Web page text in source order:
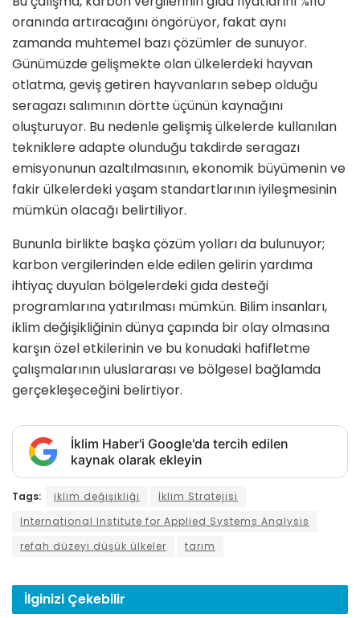
oranında artıracağını öngörüyor, fakat aynı
zamanda muhtemel bazı çözümler de sunuyor.
Günümüzde gelişmekte olan ülkelerdeki hayvan
otlatma, geviş getiren hayvanların sebep olduğu
seragazı salımının dörtte üçünün kaynağını
oluşturuyor. Bu nedenle gelişmiş ülkelerde kullanılan
tekniklere adapte olunduğu takdirde seragazı
emisyonunun azaltılmasının, ekonomik büyümenin ve
fakir ülkelerdeki yaşam standartlarının iyileşmesinin
mümkün olacağı belirtiliyor.
Bununla birlikte başka çözüm yolları da bulunuyor;
karbon vergilerinden elde edilen gelirin yardıma
ihtiyaç duyulan bölgelerdeki gıda desteği
programlarına yatırılması mümkün. Bilim insanları,
iklim değişikliğinin dünya çapında bir olay olmasına
karşın özel etkilerinin ve bu konudaki hafifletme
çalışmalarının uluslararası ve bölgesel bağlamda
gerçekleşeceğini belirtiyor.
İklim Haber'i Google'da tercih edilen
kaynak olarak ekleyin
Tags: iklim değişikliği
İklim Stratejisi
International Institute for Applied Systems Analysis
refah düzeyi düşük ülkeler
tarım
İlginizi Çekebilir